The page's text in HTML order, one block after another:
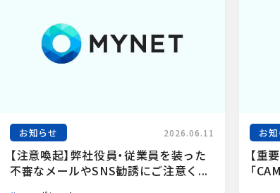
お知らせ 2026.06.11
【注意喚起】弊社役員・従業員を装った
不審なメールやSNS勧誘にご注意く...
お
【重
「